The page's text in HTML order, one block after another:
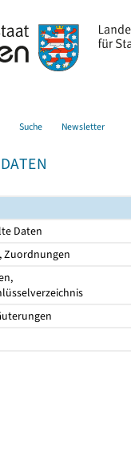
Suche Newsletter
Daten
Zuordnungen